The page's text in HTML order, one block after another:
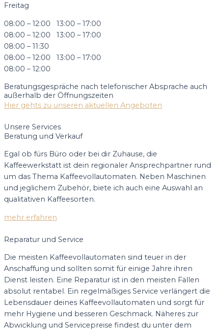
Freitag
08:00 – 12:00 13:00 – 17:00
08:00 – 12:00 13:00 – 17:00
08:00 – 11:30
08:00 – 12:00 13:00 – 17:00
08:00 – 12:00
Beratungsgespräche nach telefonischer Absprache auch
außerhalb der Öffnungszeiten
Hier gehts zu unseren aktuellen Angeboten
Unsere Services
Beratung und Verkauf
Egal ob fürs Büro oder bei dir Zuhause, die
Kaffeewerkstatt ist dein regionaler Ansprechpartner rund
um das Thema Kaffeevollautomaten. Neben Maschinen
und jeglichem Zubehör, biete ich auch eine Auswahl an
qualitativen Kaffeesorten.
mehr erfahren
Reparatur und Service
Die meisten Kaffeevollautomaten sind teuer in der
Anschaffung und sollten somit für einige Jahre ihren
Dienst leisten. Eine Reparatur ist in den meisten Fällen
absolut rentabel. Ein regelmäßiges Service verlängert die
Lebensdauer deines Kaffeevollautomaten und sorgt für
mehr Hygiene und besseren Geschmack. Näheres zur
Abwicklung und Servicepreise findest du unter dem